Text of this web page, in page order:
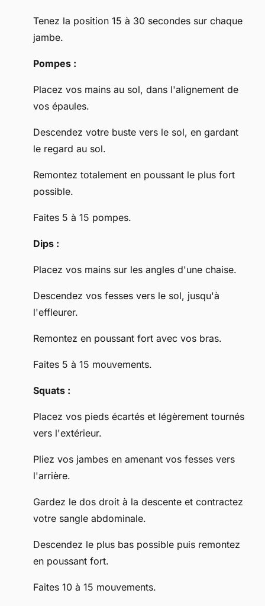
Tenez la position 15 à 30 secondes sur chaque
jambe.
Pompes :
Placez vos mains au sol, dans l'alignement de
vos épaules.
Descendez votre buste vers le sol, en gardant
le regard au sol.
Remontez totalement en poussant le plus fort
possible.
Faites 5 à 15 pompes.
Dips :
Placez vos mains sur les angles d'une chaise.
Descendez vos fesses vers le sol, jusqu'à
l'effleurer.
Remontez en poussant fort avec vos bras.
Faites 5 à 15 mouvements.
Squats :
Placez vos pieds écartés et légèrement tournés
vers l'extérieur.
Pliez vos jambes en amenant vos fesses vers
l'arrière.
Gardez le dos droit à la descente et contractez
votre sangle abdominale.
Descendez le plus bas possible puis remontez
en poussant fort.
Faites 10 à 15 mouvements.